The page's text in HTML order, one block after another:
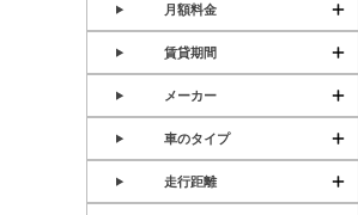
月額料金
賃貸期間
メーカー
車のタイプ
走行距離